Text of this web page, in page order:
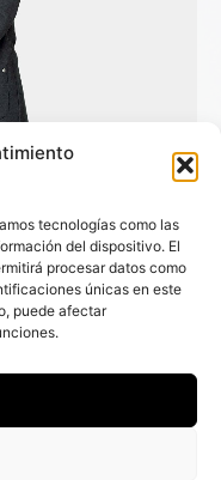
tecnologías como las
del dispositivo. El
procesar datos como
únicas en este
puede afectar